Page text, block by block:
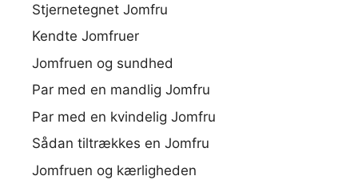
Stjernetegnet Jomfru
Kendte Jomfruer
Jomfruen og sundhed
Par med en mandlig Jomfru
Par med en kvindelig Jomfru
Sådan tiltrækkes en Jomfru
Jomfruen og kærligheden